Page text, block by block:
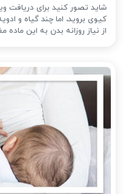
کیوی بروید، اما چند گیاه و
از نیاز روزانه بدن به این ماده